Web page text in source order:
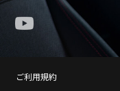
ご利用規約